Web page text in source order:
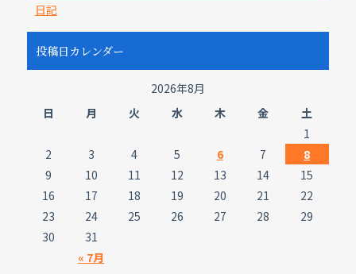
日記
投稿日カレンダー
2026年8月
日
月 火 水 木 金 土
« 7月
1
2
3 4 5 6 7
8
9
10 11 12 13 14
15
16
17 18 19 20 21
22
23
24 25 26 27 28
29
30
31